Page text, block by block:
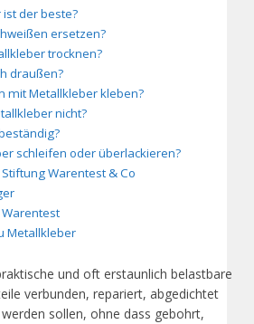
der beste?
ersetzen?
trocknen?
draußen?
mit Metallkleber kleben?
nicht?
schleifen oder überlackieren?
Warentest & Co
Metallkleber
und oft erstaunlich belastbare
verbunden, repariert, abgedichtet
sollen, ohne dass gebohrt,